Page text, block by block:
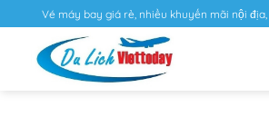
Vé máy bay giá rẻ, nhiều khuyến mãi nội